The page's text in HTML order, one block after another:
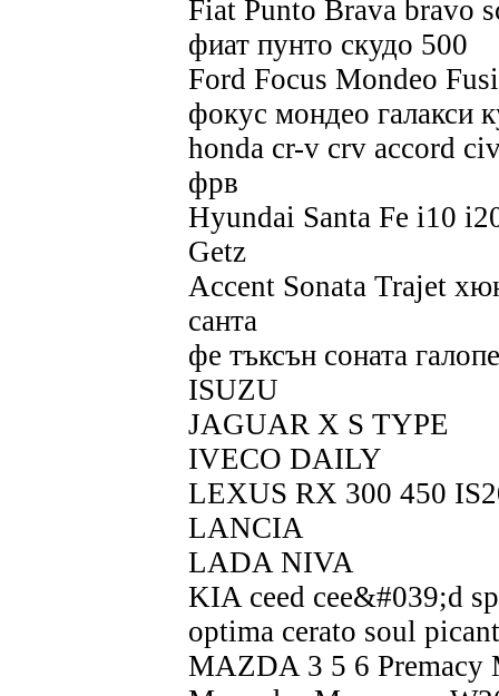
Fiat Punto Brava bravo
фиат пунто скудо 500
Ford Focus Mondeo
фокус мондео галакси
honda cr-v crv accord
фрв
Hyundai Santa Fe i10
Getz
Accent Sonata Trajet
санта
фе тъксън соната
ISUZU
JAGUAR X S TYPE
IVECO DAILY
LEXUS RX 300 450
LANCIA
LADA NIVA
KIA ceed cee&#039;d
optima cerato soul
MAZDA 3 5 6